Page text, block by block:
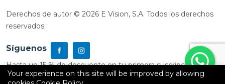
Derechos de autor © 2026 E Vision, S.A. Todos los derechos
reservados.
Síguenos
Hasta un 15 % de descuento en tu primera suscripción
Your experience on this site will be improved by allowing